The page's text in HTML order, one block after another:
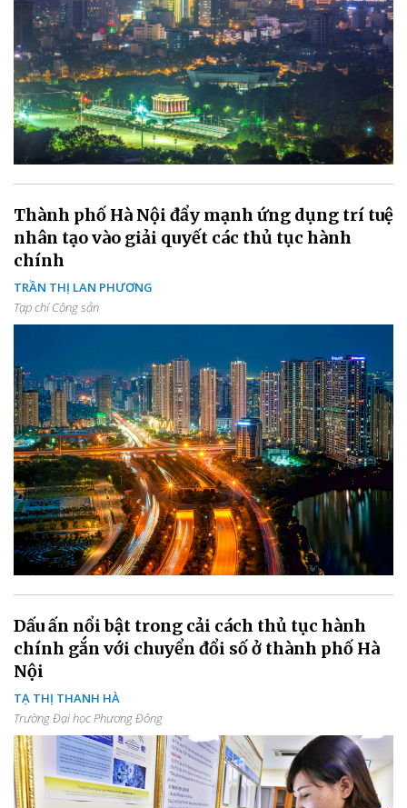
Thành phố Hà Nội đẩy mạnh ứng dụng trí tuệ
nhân tạo vào giải quyết các thủ tục hành
chính
TRẦN THỊ LAN PHƯƠNG
Tạp chí Cộng sản
Dấu ấn nổi bật trong cải cách thủ tục hành
chính gắn với chuyển đổi số ở thành phố Hà
Nội
TẠ THỊ THANH HÀ
Trường Đại học Phương Đông